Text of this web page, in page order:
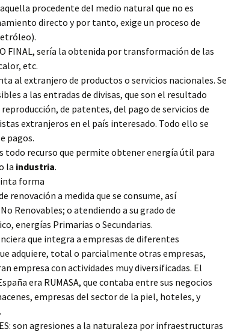
aquella procedente del medio natural que no es
directo y por tanto, exige un proceso de
O FINAL, sería la obtenida por transformación de las
etc.
al extranjero de productos o servicios nacionales. Se
a las entradas de divisas, que son el resultado
de patentes, del pago de servicios de
extranjeros en el país interesado. Todo ello se
pagos.
todo recurso que permite obtener energía útil para
la industria.
forma
renovación a medida que se consume, así
Renovables; o atendiendo a su grado de
energías Primarias o Secundarias.
que integra a empresas de diferentes
adquiere, total o parcialmente otras empresas,
empresa con actividades muy diversificadas. El
era RUMASA, que contaba entre sus negocios
empresas del sector de la piel, hoteles, y
son agresiones a la naturaleza por infraestructuras